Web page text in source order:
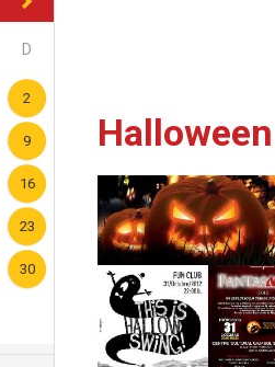
D
2
9
16
23
30